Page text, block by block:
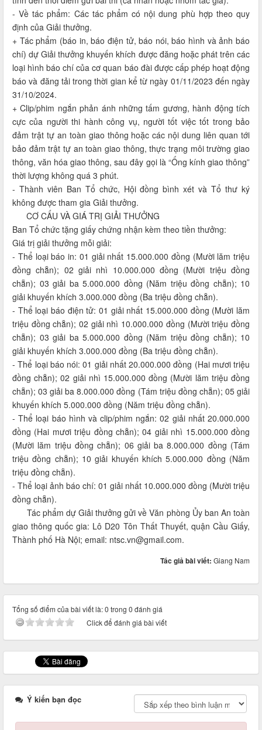
- Về tác phẩm: Các tác phẩm có nội dung phù hợp theo quy
định của Giải thưởng.
+ Tác phẩm (báo in, báo điện tử, báo nói, báo hình và ảnh báo
chí) dự Giải thưởng khuyến khích được đăng hoặc phát trên các
loại hình báo chí của cơ quan báo đài được cấp phép hoạt động
báo và đăng tải trong thời gian kể từ ngày 01/11/2023 đến ngày
31/10/2024.
+ Clip/phim ngắn phản ánh những tấm gương, hành động tích
cực của người thi hành công vụ, người tốt việc tốt trong bảo
đảm trật tự an toàn giao thông hoặc các nội dung liên quan tới
bảo đảm trật tự an toàn giao thông, thực trạng môi trường giao
thông, văn hóa giao thông, sau đây gọi là “Ống kính giao thông”
thời lượng không quá 3 phút.
- Thành viên Ban Tổ chức, Hội đồng bình xét và Tổ thư ký
không được tham gia Giải thưởng.
CƠ CẤU VÀ GIÁ TRỊ GIẢI THƯỞNG
Ban Tổ chức tặng giấy chứng nhận kèm theo tiền thưởng:
Giá trị giải thưởng mỗi giải:
- Thể loại báo in: 01 giải nhất 15.000.000 đồng (Mười lăm triệu
đồng chẵn); 02 giải nhì 10.000.000 đồng (Mười triệu đồng
chẵn); 03 giải ba 5.000.000 đồng (Năm triệu đồng chẵn); 10
giải khuyến khích 3.000.000 đồng (Ba triệu đồng chẵn).
- Thể loại báo điện tử: 01 giải nhất 15.000.000 đồng (Mười lăm
triệu đồng chẵn); 02 giải nhì 10.000.000 đồng (Mười triệu đồng
chẵn); 03 giải ba 5.000.000 đồng (Năm triệu đồng chẵn); 10
giải khuyến khích 3.000.000 đồng (Ba triệu đồng chẵn).
- Thể loại báo nói: 01 giải nhất 20.000.000 đồng (Hai mươi triệu
đồng chẵn); 02 giải nhì 15.000.000 đồng (Mười lăm triệu đồng
chẵn); 03 giải ba 8.000.000 đồng (Tám triệu đồng chẵn); 05 giải
khuyến khích 5.000.000 đồng (Năm triệu đồng chẵn).
- Thể loại báo hình và clip/phim ngắn: 02 giải nhất 20.000.000
đồng (Hai mươi triệu đồng chẵn); 04 giải nhì 15.000.000 đồng
(Mười lăm triệu đồng chẵn); 06 giải ba 8.000.000 đồng (Tám
triệu đồng chẵn); 10 giải khuyến khích 5.000.000 đồng (Năm
triệu đồng chẵn).
- Thể loại ảnh báo chí: 01 giải nhất 10.000.000 đồng (Mười triệu
đồng chẵn).
Tác phẩm dự Giải thưởng gửi về Văn phòng Ủy ban An toàn
giao thông quốc gia: Lô D20 Tôn Thất Thuyết, quận Cầu Giấy,
Thành phố Hà Nội; email: ntsc.vn@gmail.com.
Tác giả bài viết: Giang Nam
Tổng số điểm của bài viết là: 0 trong 0 đánh giá
Click để đánh giá bài viết
Ý kiến bạn đọc